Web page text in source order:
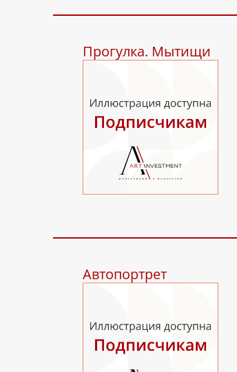
Прогулка. Мытищи
Автопортрет